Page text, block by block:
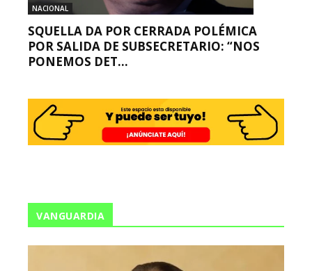
NACIONAL
SQUELLA DA POR CERRADA POLÉMICA
POR SALIDA DE SUBSECRETARIO: “NOS
PONEMOS DET...
VANGUARDIA